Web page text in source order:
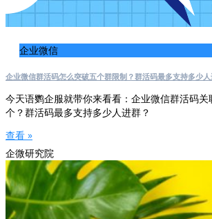
企业微信
企业微信群活码怎么突破五个群限制？群活码最多支持多少人
今天语鹦企服就带你来看看：企业微信群活码
个？群活码最多支持多少人进群？
查看 »
企微研究院